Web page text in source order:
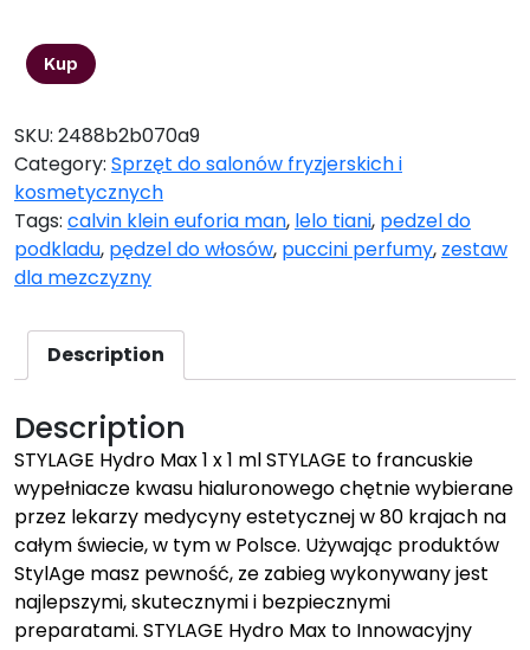
Kup
SKU: 2488b2b070a9
Category: Sprzęt do salonów fryzjerskich i
kosmetycznych
Tags: calvin klein euforia man, lelo tiani, pedzel do
podkladu, pędzel do włosów, puccini perfumy, zestaw
dla mezczyzny
Description
Description
STYLAGE Hydro Max 1 x 1 ml STYLAGE to francuskie
wypełniacze kwasu hialuronowego chętnie wybierane
przez lekarzy medycyny estetycznej w 80 krajach na
całym świecie, w tym w Polsce. Używając produktów
StylAge masz pewność, ze zabieg wykonywany jest
najlepszymi, skutecznymi i bezpiecznymi
preparatami. STYLAGE Hydro Max to Innowacyjny